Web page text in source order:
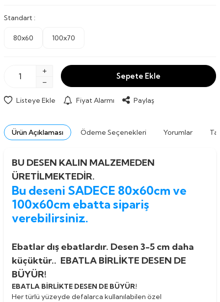
Standart :
80x60 100x70
Sepete Ekle
Listeye Ekle Fiyat Alarmı Paylaş
Ürün Açıklaması Ödeme Seçenekleri Yorumlar
BU DESEN KALIN MALZEMEDEN
ÜRETİLMEKTEDİR.
Bu deseni SADECE 80x60cm ve
100x60cm ebatta sipariş
verebilirsiniz.
Ebatlar dış ebatlardır. Desen 3-5 cm daha
küçüktür.. EBATLA BİRLİKTE DESEN DE
BÜYÜR!
EBATLA BİRLİKTE DESEN DE BÜYÜR!
Her türlü yüzeyde defalarca kullanılabilen özel